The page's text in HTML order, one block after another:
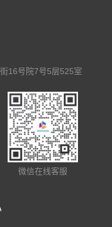
16号院7号5层525室
微信在线客服